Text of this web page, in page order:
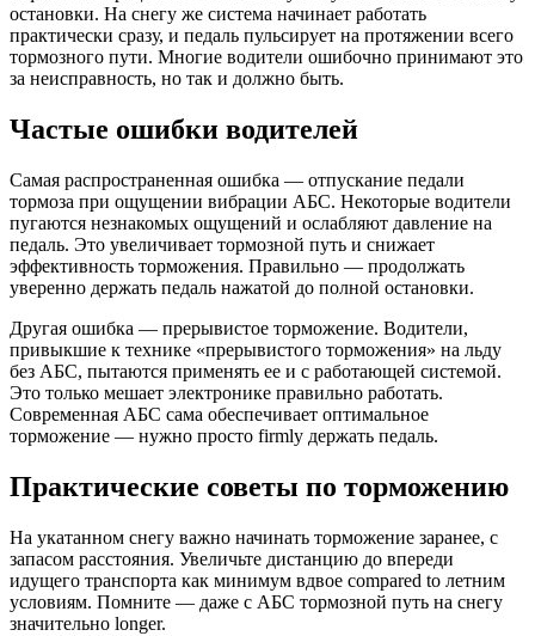
остановки. На снегу же система начинает работать
практически сразу, и педаль пульсирует на протяжении всего
тормозного пути. Многие водители ошибочно принимают это
за неисправность, но так и должно быть.
Частые ошибки водителей
Самая распространенная ошибка — отпускание педали
тормоза при ощущении вибрации АБС. Некоторые водители
пугаются незнакомых ощущений и ослабляют давление на
педаль. Это увеличивает тормозной путь и снижает
эффективность торможения. Правильно — продолжать
уверенно держать педаль нажатой до полной остановки.
Другая ошибка — прерывистое торможение. Водители,
привыкшие к технике «прерывистого торможения» на льду
без АБС, пытаются применять ее и с работающей системой.
Это только мешает электронике правильно работать.
Современная АБС сама обеспечивает оптимальное
торможение — нужно просто firmly держать педаль.
Практические советы по торможению
На укатанном снегу важно начинать торможение заранее, с
запасом расстояния. Увеличьте дистанцию до впереди
идущего транспорта как минимум вдвое compared to летним
условиям. Помните — даже с АБС тормозной путь на снегу
значительно longer.